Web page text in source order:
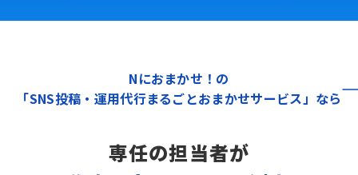
Nにおまかせ！の
「SNS投稿・運用代行まるごとおまかせサービス」なら
専任の担当者が